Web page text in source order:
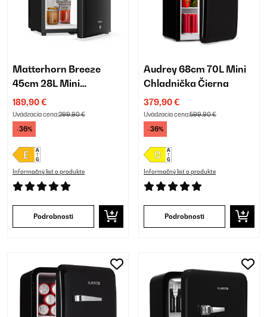
Matterhorn Breeze
45cm 28L Mini
Chladnička Čierna
189,90 €
Uvádzacia cena:299,90 €
-36%
Informačný list o produkte
Podrobnosti
Audrey 68cm 70L Mini
Chladnička Čierna
379,90 €
Uvádzacia cena:599,90 €
-36%
Informačný list o produkte
Podrobnosti